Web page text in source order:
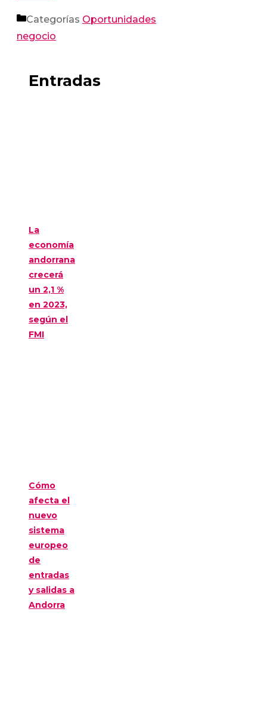
Categorías Oportunidades
negocio
Entradas
La
economía
andorrana
crecerá
un 2,1 %
en 2023,
según el
FMI
Cómo
afecta el
nuevo
sistema
europeo
de
entradas
y salidas a
Andorra